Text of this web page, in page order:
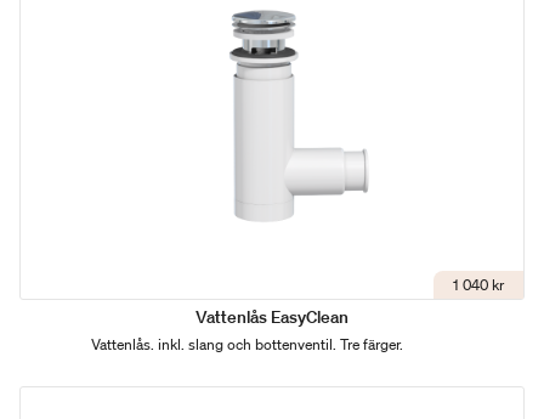
1 040 kr
Vattenlås EasyClean
Vattenlås. inkl. slang och bottenventil. Tre färger.